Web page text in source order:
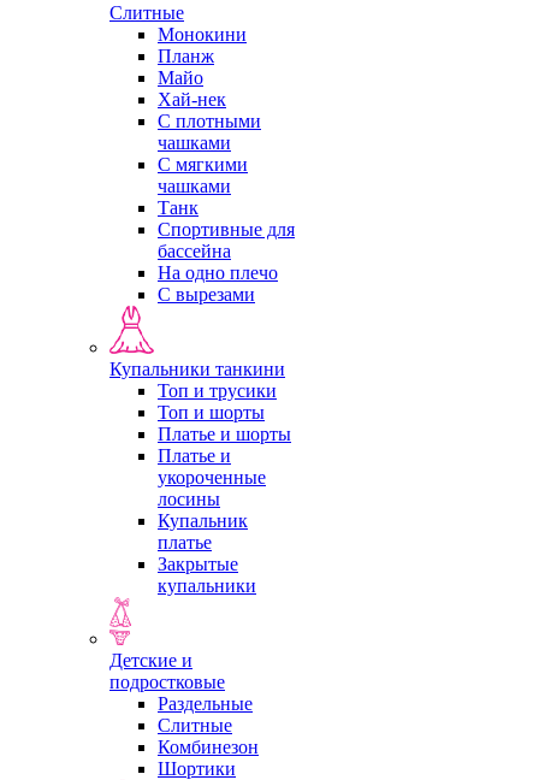
Слитные
Монокини
Планж
Майо
Хай-нек
С плотными
чашками
С мягкими
чашками
Танк
Спортивные для
бассейна
На одно плечо
С вырезами
Купальники танкини
Топ и трусики
Топ и шорты
Платье и шорты
Платье и
укороченные
лосины
Купальник
платье
Закрытые
купальники
Детские и
подростковые
Раздельные
Слитные
Комбинезон
Шортики